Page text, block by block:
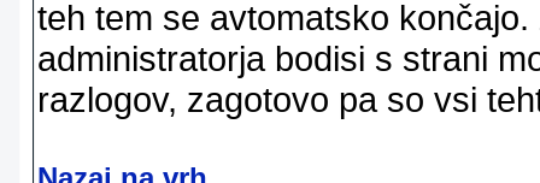
teh tem se avtomatsko
administratorja bodisi s strani
razlogov, zagotovo pa so vsi